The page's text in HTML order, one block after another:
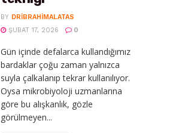
BY DRIBRAHIMALATAS
ŞUBAT 17, 2026
0
Gün içinde defalarca kullandığımız
bardaklar çoğu zaman yalnızca
suyla çalkalanıp tekrar kullanılıyor.
Oysa mikrobiyoloji uzmanlarına
göre bu alışkanlık, gözle
görülmeyen...